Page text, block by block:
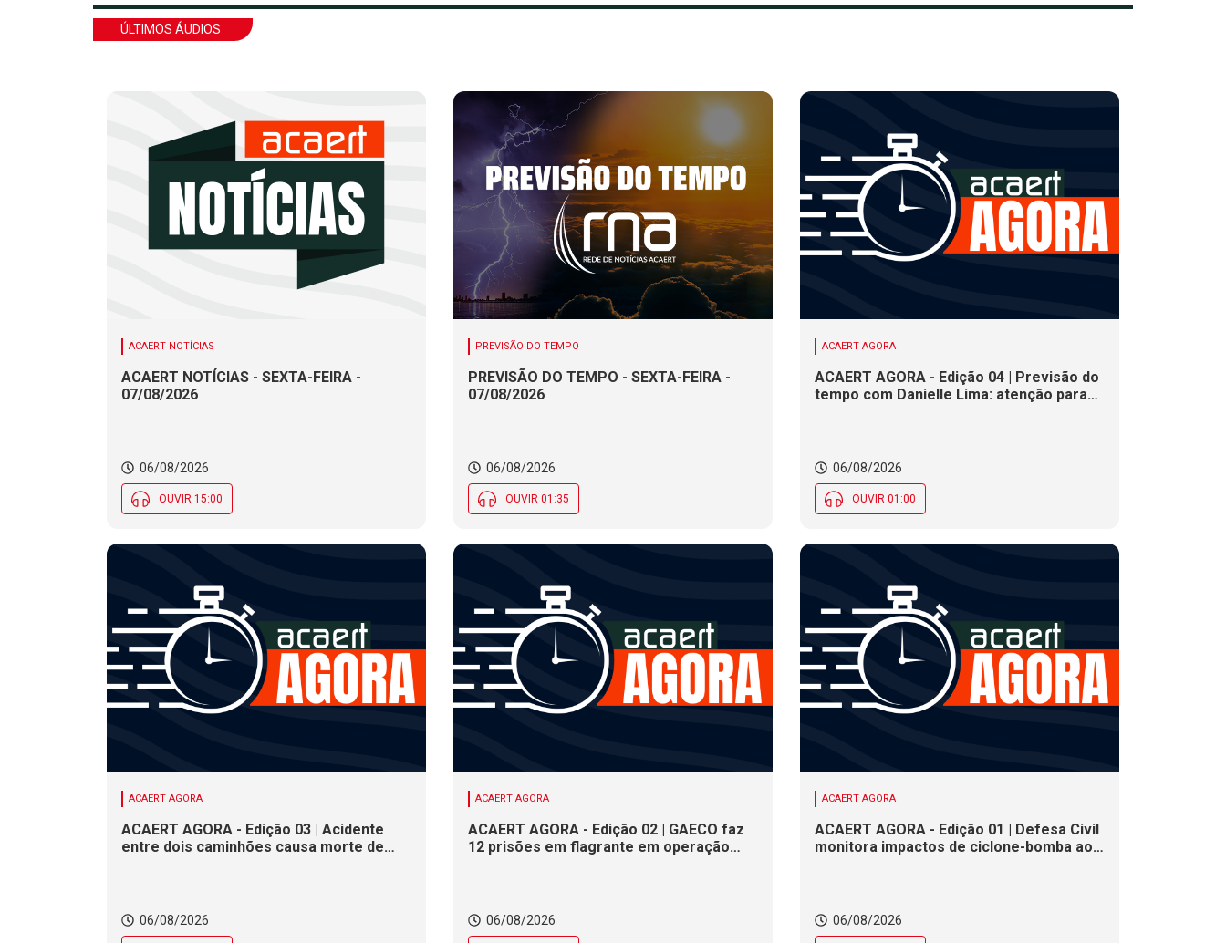
ÚLTIMOS ÁUDIOS
ACAERT NOTÍCIAS
ACAERT NOTÍCIAS - SEXTA-FEIRA -
07/08/2026
06/08/2026
OUVIR 15:00
PREVISÃO DO TEMPO
PREVISÃO DO TEMPO - SEXTA-FEIRA -
07/08/2026
06/08/2026
OUVIR 01:35
ACAERT AGORA
ACAERT AGORA - Edição 04 | Previsão do
tempo com Danielle Lima: atenção para
06/08/2026
OUVIR 01:00
ACAERT AGORA
ACAERT AGORA - Edição 03 | Acidente
entre dois caminhões causa morte de
Nacional recebe 15 mil pessoas a partir
desta quinta (6) em SC
06/08/2026
ACAERT AGORA
ACAERT AGORA - Edição 02 | GAECO faz
12 prisões em flagrante em operação
Evento debate tendências da indústria
nacional de cerâmica em SC
06/08/2026
ACAERT AGORA
ACAERT AGORA - Edição 01 | Defesa Civil
monitora impactos de ciclone-bomba ao
encerra inscrições para processo
seletivo nesta quinta (6)
06/08/2026